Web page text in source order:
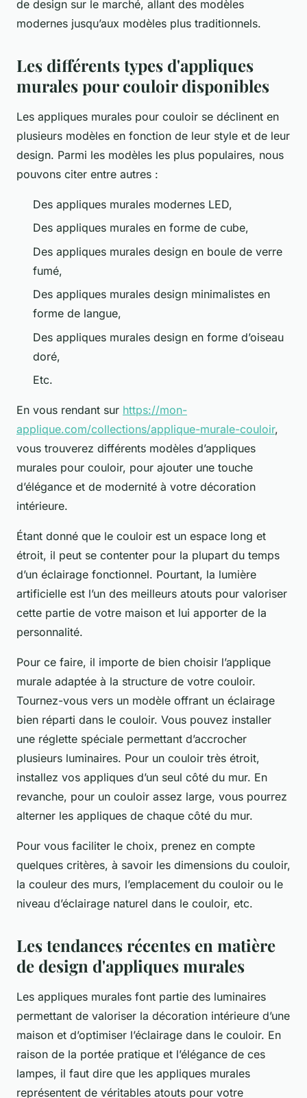
de design sur le marché, allant des modèles
modernes jusqu’aux modèles plus traditionnels.
Les différents types d'appliques
murales pour couloir disponibles
Les appliques murales pour couloir se déclinent en
plusieurs modèles en fonction de leur style et de leur
design. Parmi les modèles les plus populaires, nous
pouvons citer entre autres :
Des appliques murales modernes LED,
Des appliques murales en forme de cube,
Des appliques murales design en boule de verre
fumé,
Des appliques murales design minimalistes en
forme de langue,
Des appliques murales design en forme d’oiseau
doré,
Etc.
En vous rendant sur https://mon-
applique.com/collections/applique-murale-couloir,
vous trouverez différents modèles d’appliques
murales pour couloir, pour ajouter une touche
d’élégance et de modernité à votre décoration
intérieure.
Étant donné que le couloir est un espace long et
étroit, il peut se contenter pour la plupart du temps
d’un éclairage fonctionnel. Pourtant, la lumière
artificielle est l’un des meilleurs atouts pour valoriser
cette partie de votre maison et lui apporter de la
personnalité.
Pour ce faire, il importe de bien choisir l’applique
murale adaptée à la structure de votre couloir.
Tournez-vous vers un modèle offrant un éclairage
bien réparti dans le couloir. Vous pouvez installer
une réglette spéciale permettant d’accrocher
plusieurs luminaires. Pour un couloir très étroit,
installez vos appliques d’un seul côté du mur. En
revanche, pour un couloir assez large, vous pourrez
alterner les appliques de chaque côté du mur.
Pour vous faciliter le choix, prenez en compte
quelques critères, à savoir les dimensions du couloir,
la couleur des murs, l’emplacement du couloir ou le
niveau d’éclairage naturel dans le couloir, etc.
Les tendances récentes en matière
de design d'appliques murales
Les appliques murales font partie des luminaires
permettant de valoriser la décoration intérieure d’une
maison et d’optimiser l’éclairage dans le couloir. En
raison de la portée pratique et l’élégance de ces
lampes, il faut dire que les appliques murales
représentent de véritables atouts pour votre